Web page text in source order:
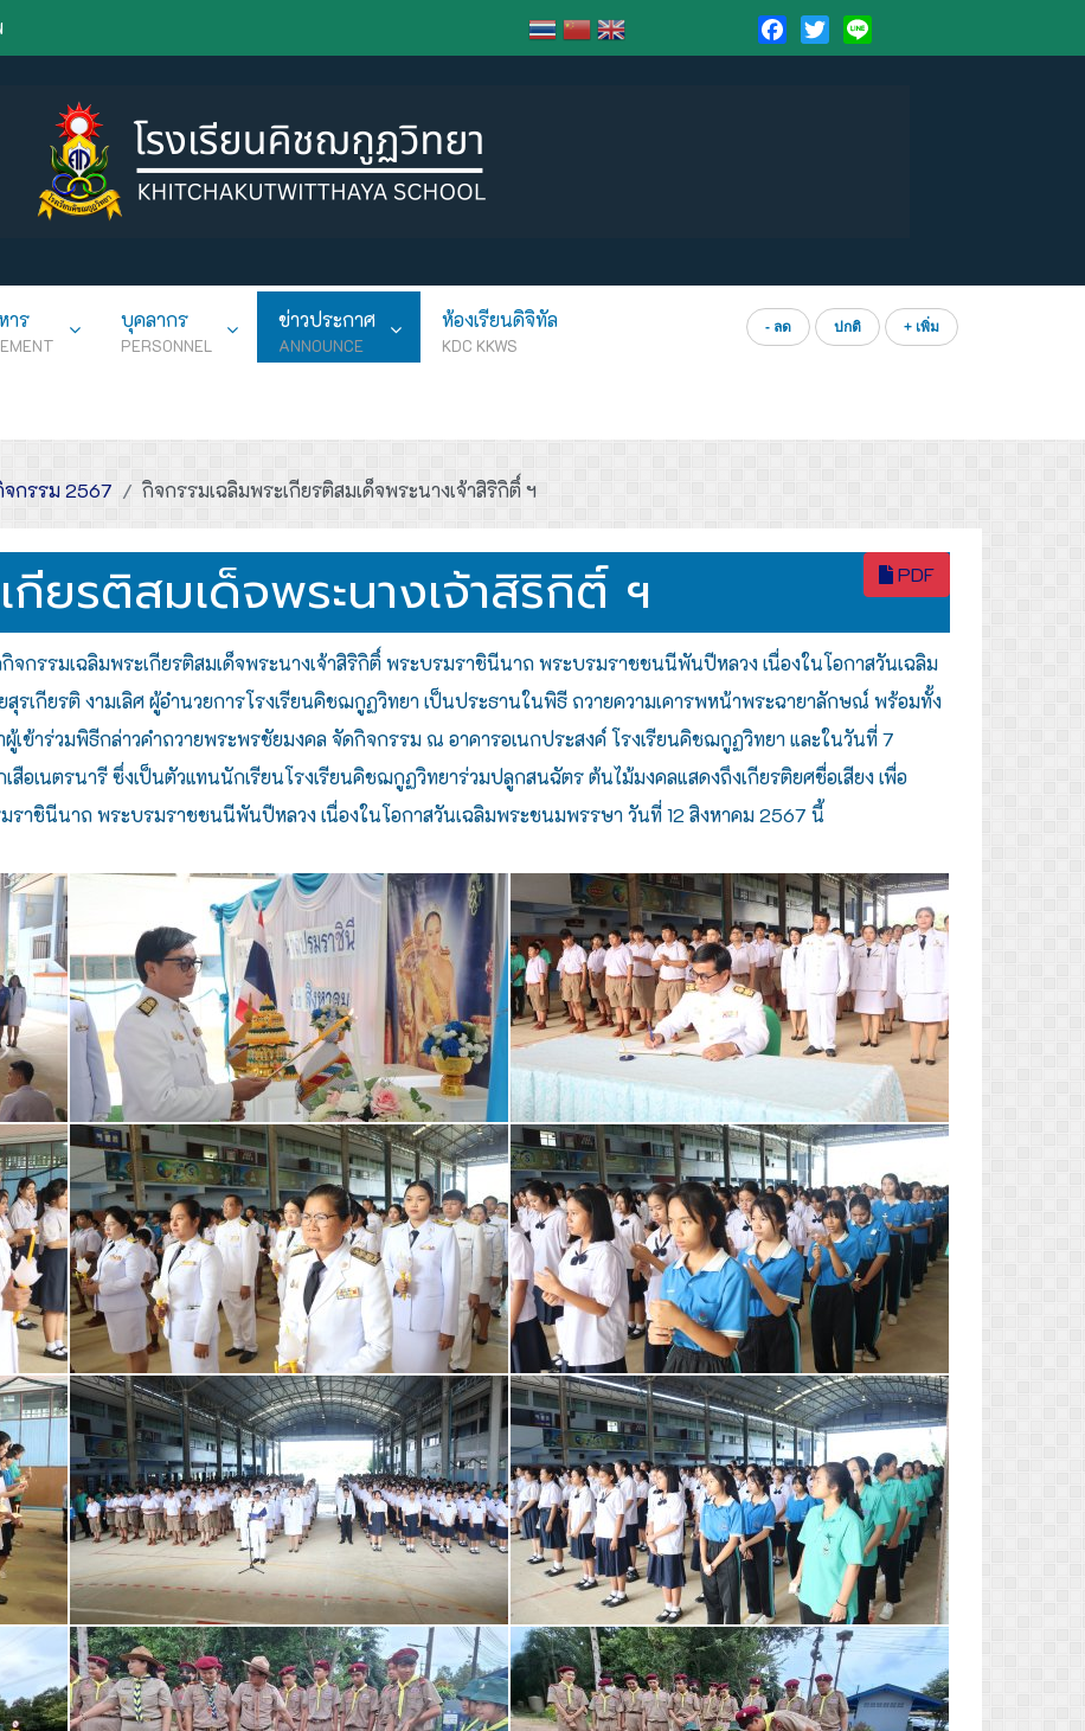
Facebook
TwitterLine
าร บุคลากร
PERSONNEL
ข่าวประกาศ
ANNOUNCE
ห้องเรียนดิจิทัล
KDC KKWS
- ลด ปกติ + เพิ่ม
จกรรม 2567 กิจกรรมเฉลิมพระเกียรติสมเด็จพระนางเจ้าสิริกิติ์ ฯ
PDF
กียรติสมเด็จพระนางเจ้าสิริกิติ์ ฯ
กรรมเฉลิมพระเกียรติสมเด็จพระนางเจ้าสิริกิติ์ พระบรมราชินีนาถ พระบรมราชชนนีพันปีหลวง เนื่องในโอกาสวันเฉลิม
รเกียรติ งามเลิศ ผู้อำนวยการโรงเรียนคิชฌกูฏวิทยา เป็นประธานในพิธี ถวายความเคารพหน้าพระฉายาลักษณ์ พร้อมทั้ง
เข้าร่วมพิธีกล่าวคำถวายพระพรชัยมงคล จัดกิจกรรม ณ อาคารอเนกประสงค์ โรงเรียนคิชฌกูฏวิทยา และในวันที่ 7
สือเนตรนารี ซึ่งเป็นตัวแทนนักเรียนโรงเรียนคิชฌกูฏวิทยาร่วมปลูกสนฉัตร ต้นไม้มงคลแสดงถึงเกียรติยศชื่อเสียง เพื่อ
มราชินีนาถ พระบรมราชชนนีพันปีหลวง เนื่องในโอกาสวันเฉลิมพระชนมพรรษา วันที่ 12 สิงหาคม 2567 นี้